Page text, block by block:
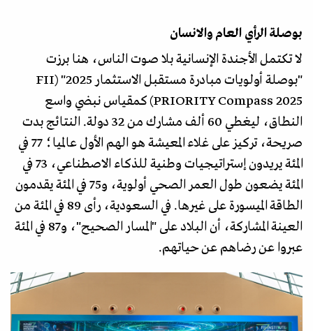
بوصلة الرأي العام والانسان
لا تكتمل الأجندة الإنسانية بلا صوت الناس، هنا برزت
"بوصلة أولويات مبادرة مستقبل الاستثمار 2025" (FII
PRIORITY Compass 2025) كمقياس نبضي واسع
النطاق، ليغطي 60 ألف مشارك من 32 دولة. النتائج بدت
صريحة، تركيز على غلاء المعيشة هو الهم الأول عالميا؛ 77 في
المئة يريدون إستراتيجيات وطنية للذكاء الاصطناعي، 73 في
المئة يضعون طول العمر الصحي أولوية، و75 في المئة يقدمون
الطاقة الميسورة على غيرها. في السعودية، رأى 89 في المئة من
العينة المشاركة، أن البلاد على "المسار الصحيح"، و87 في المئة
عبروا عن رضاهم عن حياتهم.